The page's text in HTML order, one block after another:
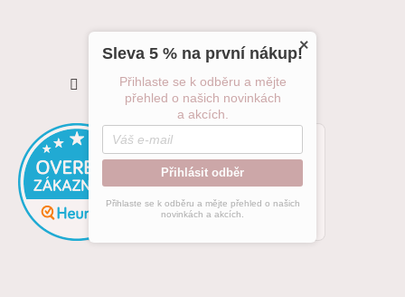
Sledovat na Instagramu
×
Sleva 5 % na první nákup!
Přihlaste se k odběru a mějte
přehled o našich novinkách
a akcích.
Přihlásit odběr
Přihlaste se k odběru a mějte přehled o našich
novinkách a akcích.